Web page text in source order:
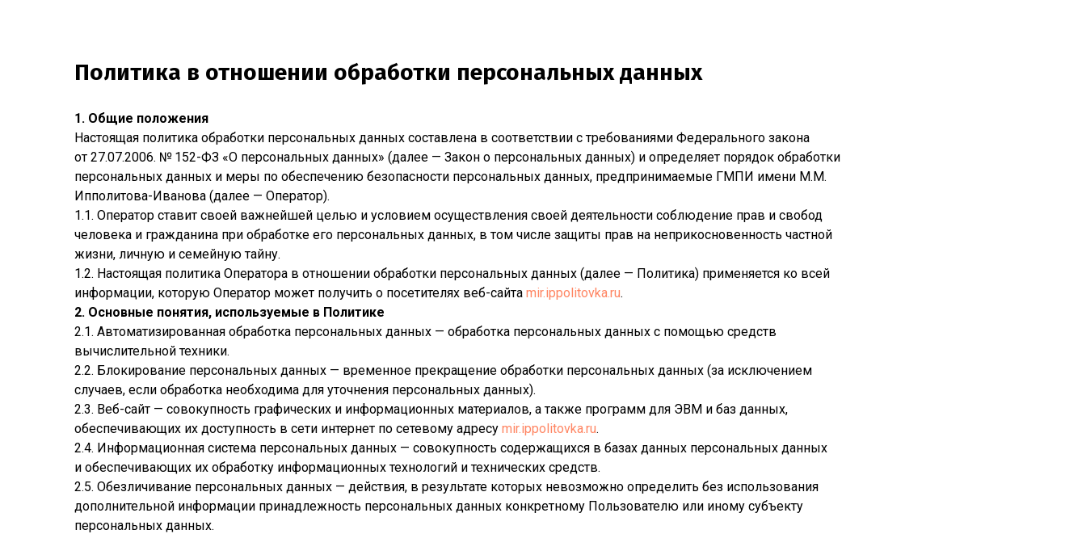
Политика в отношении обработки персональных данных
1. Общие положения
Настоящая политика обработки персональных данных составлена в соответствии с требованиями Федерального закона
от 27.07.2006. № 152-ФЗ «О персональных данных» (далее — Закон о персональных данных) и определяет порядок обработки
персональных данных и меры по обеспечению безопасности персональных данных, предпринимаемые ГМПИ имени М.М.
Ипполитова-Иванова (далее — Оператор).
1.1. Оператор ставит своей важнейшей целью и условием осуществления своей деятельности соблюдение прав и свобод
человека и гражданина при обработке его персональных данных, в том числе защиты прав на неприкосновенность частной
жизни, личную и семейную тайну.
1.2. Настоящая политика Оператора в отношении обработки персональных данных (далее — Политика) применяется ко всей
информации, которую Оператор может получить о посетителях веб-сайта mir.ippolitovka.ru.
2. Основные понятия, используемые в Политике
2.1. Автоматизированная обработка персональных данных — обработка персональных данных с помощью средств
вычислительной техники.
2.2. Блокирование персональных данных — временное прекращение обработки персональных данных (за исключением
случаев, если обработка необходима для уточнения персональных данных).
2.3. Веб-сайт — совокупность графических и информационных материалов, а также программ для ЭВМ и баз данных,
обеспечивающих их доступность в сети интернет по сетевому адресу mir.ippolitovka.ru.
2.4. Информационная система персональных данных — совокупность содержащихся в базах данных персональных данных
и обеспечивающих их обработку информационных технологий и технических средств.
2.5. Обезличивание персональных данных — действия, в результате которых невозможно определить без использования
дополнительной информации принадлежность персональных данных конкретному Пользователю или иному субъекту
персональных данных.